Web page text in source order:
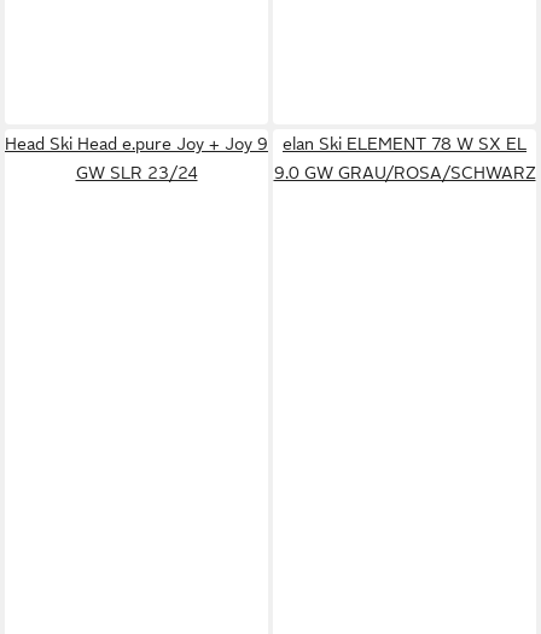
Head Ski Head e.pure Joy + Joy 9
GW SLR 23/24
elan Ski ELEMENT 78 W SX EL
9.0 GW GRAU/ROSA/SCHWARZ